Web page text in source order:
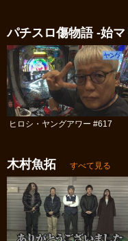
パチスロ傷物語 ‐始マ
ヒロシ・ヤングアワー #617
木村魚拓 すべて見る